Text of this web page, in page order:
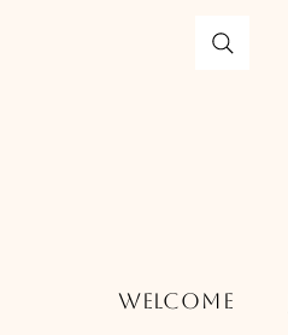
Welcome